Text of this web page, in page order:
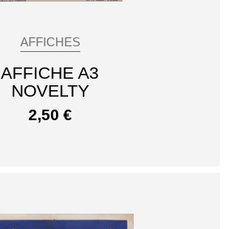
AFFICHES
AFFICHE A3
NOVELTY
2,50 €